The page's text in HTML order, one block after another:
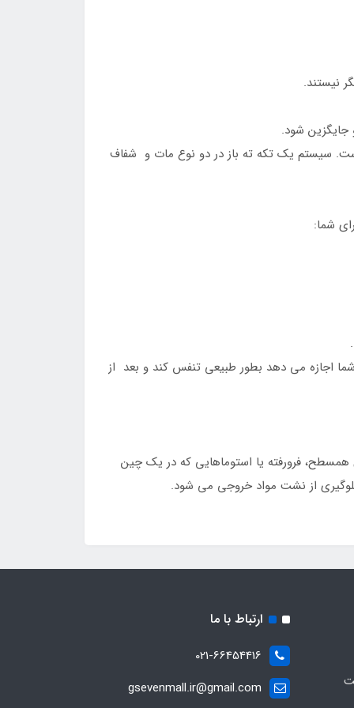
نیستند.
شود.
سیستم یک تکه ته باز در دو نوع مات و شفاف
شما:
می دهد بطور طبیعی تنفس کند و بعد از
فرورفته یا استوماهایی که در یک چین
از نشت مواد خروجی می شود.
ارتباط با ما
021-66454416
gsevenmall.ir@gmail.com